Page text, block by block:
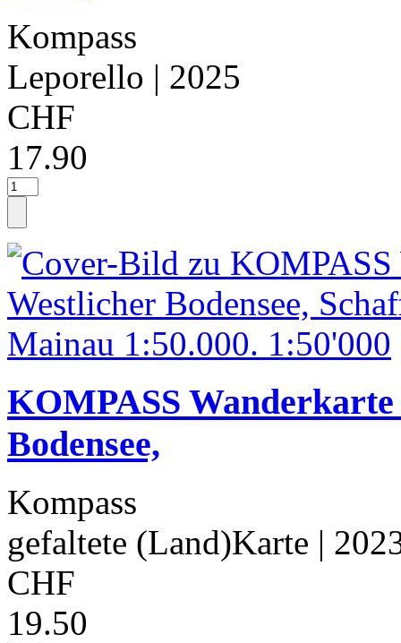
Kompass
Leporello | 2025
CHF
17.90
KOMPASS
Bodensee,
Kompass
gefaltete (Land)Karte |
CHF
19.50